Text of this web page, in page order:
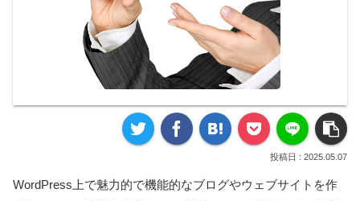
2025.05.07
WordPress上で魅力的で機能的なブログやウェブサイトを作